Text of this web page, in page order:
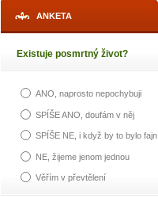
ANKETA
Existuje posmrtný život?
ANO, naprosto nepochybuji
SPÍŠE ANO, doufám v něj
SPÍŠE NE, i když by to bylo fajn
NE, žijeme jenom jednou
Věřím v převtělení